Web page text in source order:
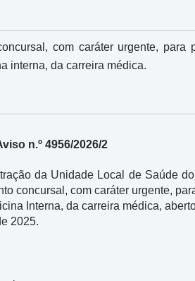
com caráter urgente, para
interna, da carreira médica.
n.º 4956/2026/2
da Unidade Local de Saúde
concursal, com caráter urgente,
Interna, da carreira médica,
2025.